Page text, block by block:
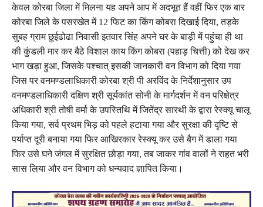
केवल कोरबा जिला में मिलना यह अपने आप में अदभूत हैं वहीं फिर एक बार
कोरबा जिले के पसरखेत में 12 फिट का किंग कोबरा दिखाई दिया, तड़के
सुबह ग्राम छुईढोढा निवासी इतवार सिंह अपने घर के बाड़ी में पहुंचा ही था
की कुंडली मार कर बैठे विशाल काय किंग कोबरा (पहाड़ चित्ती) को देख कर
भाग खड़ा हुआ, जिसके पश्चात् इसकी जानकारी वन विभाग को दिया गया
जिस पर वनमण्डलाधिकारी कोरबा श्री पी अरविंद के निर्देशानुसार उप
वनमण्डलाधिकारी दक्षिण श्री सूर्यकांत सोनी के मार्गदर्शन में वन परिक्षेत्र
अधिकारी श्री तोषी वर्मा के उपस्तिथि में जितेंद्र सारथी के द्वारा रेस्क्यू चालू
किया गया, सर्व प्रथम भिड़ को पहले हटाया गया और सुरक्षा की दृष्टि से
पर्याप्त दूरी बनाया गया फिर आखिरकार रेस्क्यू कर उसे बैग में डाला गया
फिर उसे घने जंगल में सुरक्षित छोड़ा गया, तब जाकर गांव वालों ने राहत भरी
सास लिया और वन विभाग को धन्यवाद ज्ञापित किया।